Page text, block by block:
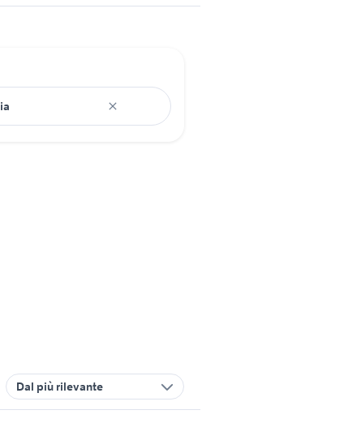
Dal più rilevante